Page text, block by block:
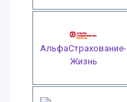
АльфаСтрахование-
Жизнь